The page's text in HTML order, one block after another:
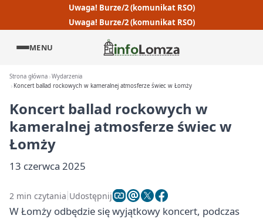
Uwaga! Burze/2 (komunikat RSO)
Uwaga! Burze/2 (komunikat RSO)
MENU
Strona główna Wydarzenia
Koncert ballad rockowych w kameralnej atmosferze świec w Łomży
Koncert ballad rockowych w
kameralnej atmosferze świec w
Łomży
13 czerwca 2025
2 min czytania Udostępnij
W Łomży odbędzie się wyjątkowy koncert, podczas